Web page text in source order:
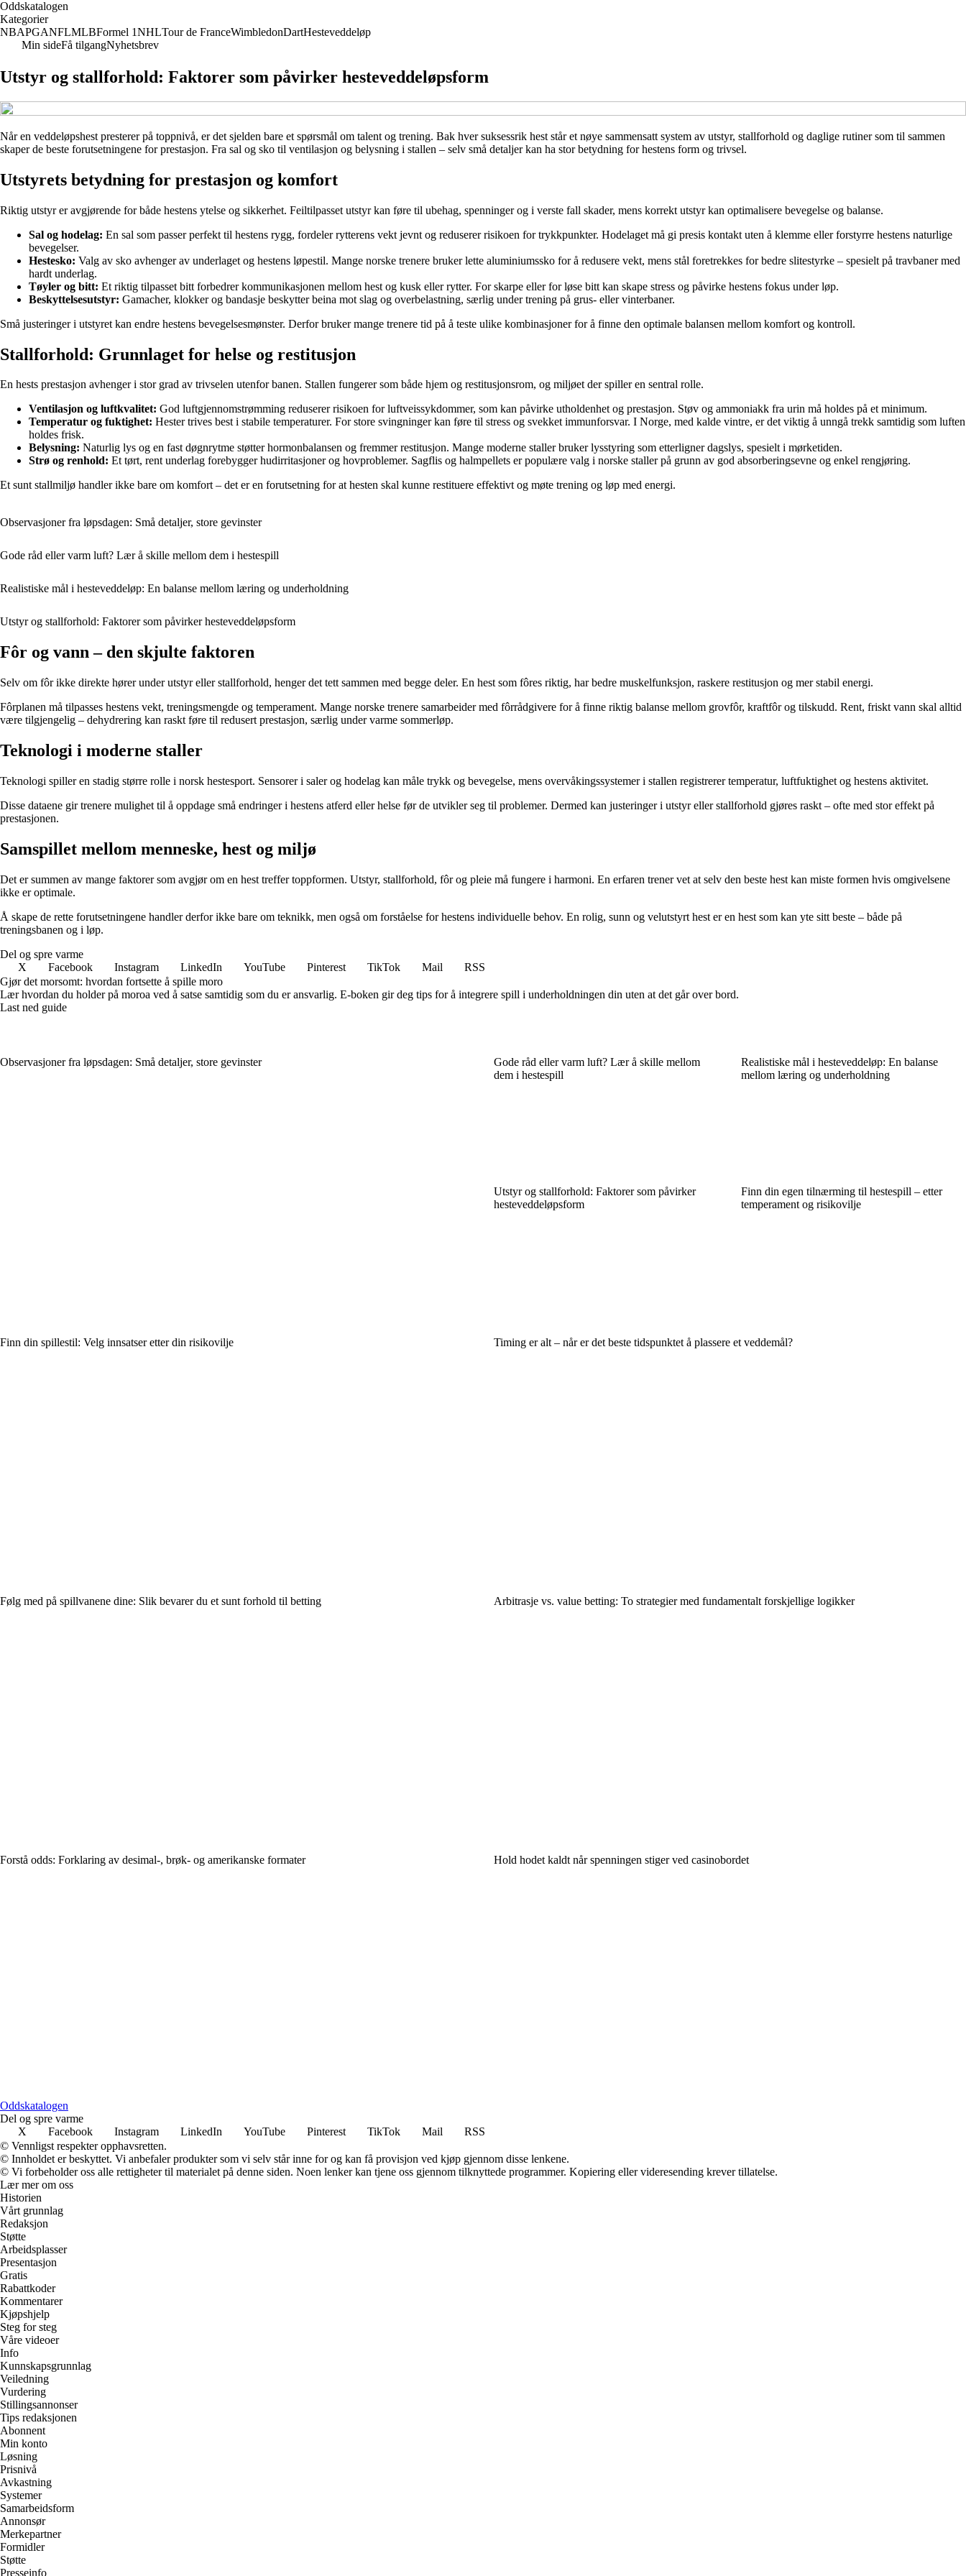
Oddskatalogen
Kategorier
NBAPGANFLMLBFormel 1NHLTour de FranceWimbledonDartHesteveddeløp
Min sideFå tilgangNyhetsbrev
Utstyr og stallforhold: Faktorer som påvirker hesteveddeløpsform
Når en veddeløpshest presterer på toppnivå, er det sjelden bare et spørsmål om talent og trening. Bak hver suksessrik hest står et nøye sammensatt system av utstyr, stallforhold og daglige rutiner som til sammen
skaper de beste forutsetningene for prestasjon. Fra sal og sko til ventilasjon og belysning i stallen – selv små detaljer kan ha stor betydning for hestens form og trivsel.
Utstyrets betydning for prestasjon og komfort
Riktig utstyr er avgjørende for både hestens ytelse og sikkerhet. Feiltilpasset utstyr kan føre til ubehag, spenninger og i verste fall skader, mens korrekt utstyr kan optimalisere bevegelse og balanse.
Sal og hodelag: En sal som passer perfekt til hestens rygg, fordeler rytterens vekt jevnt og reduserer risikoen for trykkpunkter. Hodelaget må gi presis kontakt uten å klemme eller forstyrre hestens naturlige
bevegelser.
Hestesko: Valg av sko avhenger av underlaget og hestens løpestil. Mange norske trenere bruker lette aluminiumssko for å redusere vekt, mens stål foretrekkes for bedre slitestyrke – spesielt på travbaner med
hardt underlag.
Tøyler og bitt: Et riktig tilpasset bitt forbedrer kommunikasjonen mellom hest og kusk eller rytter. For skarpe eller for løse bitt kan skape stress og påvirke hestens fokus under løp.
Beskyttelsesutstyr: Gamacher, klokker og bandasje beskytter beina mot slag og overbelastning, særlig under trening på grus- eller vinterbaner.
Små justeringer i utstyret kan endre hestens bevegelsesmønster. Derfor bruker mange trenere tid på å teste ulike kombinasjoner for å finne den optimale balansen mellom komfort og kontroll.
Stallforhold: Grunnlaget for helse og restitusjon
En hests prestasjon avhenger i stor grad av trivselen utenfor banen. Stallen fungerer som både hjem og restitusjonsrom, og miljøet der spiller en sentral rolle.
Ventilasjon og luftkvalitet: God luftgjennomstrømming reduserer risikoen for luftveissykdommer, som kan påvirke utholdenhet og prestasjon. Støv og ammoniakk fra urin må holdes på et minimum.
Temperatur og fuktighet: Hester trives best i stabile temperaturer. For store svingninger kan føre til stress og svekket immunforsvar. I Norge, med kalde vintre, er det viktig å unngå trekk samtidig som luften
holdes frisk.
Belysning: Naturlig lys og en fast døgnrytme støtter hormonbalansen og fremmer restitusjon. Mange moderne staller bruker lysstyring som etterligner dagslys, spesielt i mørketiden.
Strø og renhold: Et tørt, rent underlag forebygger hudirritasjoner og hovproblemer. Sagflis og halmpellets er populære valg i norske staller på grunn av god absorberingsevne og enkel rengjøring.
Et sunt stallmiljø handler ikke bare om komfort – det er en forutsetning for at hesten skal kunne restituere effektivt og møte trening og løp med energi.
Observasjoner fra løpsdagen: Små detaljer, store gevinster
Gode råd eller varm luft? Lær å skille mellom dem i hestespill
Realistiske mål i hesteveddeløp: En balanse mellom læring og underholdning
Utstyr og stallforhold: Faktorer som påvirker hesteveddeløpsform
Fôr og vann – den skjulte faktoren
Selv om fôr ikke direkte hører under utstyr eller stallforhold, henger det tett sammen med begge deler. En hest som fôres riktig, har bedre muskelfunksjon, raskere restitusjon og mer stabil energi.
Fôrplanen må tilpasses hestens vekt, treningsmengde og temperament. Mange norske trenere samarbeider med fôrrådgivere for å finne riktig balanse mellom grovfôr, kraftfôr og tilskudd. Rent, friskt vann skal alltid
være tilgjengelig – dehydrering kan raskt føre til redusert prestasjon, særlig under varme sommerløp.
Teknologi i moderne staller
Teknologi spiller en stadig større rolle i norsk hestesport. Sensorer i saler og hodelag kan måle trykk og bevegelse, mens overvåkingssystemer i stallen registrerer temperatur, luftfuktighet og hestens aktivitet.
Disse dataene gir trenere mulighet til å oppdage små endringer i hestens atferd eller helse før de utvikler seg til problemer. Dermed kan justeringer i utstyr eller stallforhold gjøres raskt – ofte med stor effekt på
prestasjonen.
Samspillet mellom menneske, hest og miljø
Det er summen av mange faktorer som avgjør om en hest treffer toppformen. Utstyr, stallforhold, fôr og pleie må fungere i harmoni. En erfaren trener vet at selv den beste hest kan miste formen hvis omgivelsene
ikke er optimale.
Å skape de rette forutsetningene handler derfor ikke bare om teknikk, men også om forståelse for hestens individuelle behov. En rolig, sunn og velutstyrt hest er en hest som kan yte sitt beste – både på
treningsbanen og i løp.
Del og spre varme
X
Facebook Instagram LinkedIn YouTube Pinterest TikTok Mail
RSS
Gjør det morsomt: hvordan fortsette å spille moro
Lær hvordan du holder på moroa ved å satse samtidig som du er ansvarlig. E-boken gir deg tips for å integrere spill i underholdningen din uten at det går over bord.
Last ned guide
Observasjoner fra løpsdagen: Små detaljer, store gevinster
Gode råd eller varm luft? Lær å skille mellom
dem i hestespill
Realistiske mål i hesteveddeløp: En balanse
mellom læring og underholdning
Utstyr og stallforhold: Faktorer som påvirker
hesteveddeløpsform
Finn din egen tilnærming til hestespill – etter
temperament og risikovilje
Finn din spillestil: Velg innsatser etter din risikovilje Timing er alt – når er det beste tidspunktet å plassere et veddemål?
Følg med på spillvanene dine: Slik bevarer du et sunt forhold til betting Arbitrasje vs. value betting: To strategier med fundamentalt forskjellige logikker
Forstå odds: Forklaring av desimal-, brøk- og amerikanske formater Hold hodet kaldt når spenningen stiger ved casinobordet
Oddskatalogen
Del og spre varme
X
Facebook Instagram LinkedIn YouTube Pinterest TikTok Mail
RSS
© Vennligst respekter opphavsretten.
© Innholdet er beskyttet. Vi anbefaler produkter som vi selv står inne for og kan få provisjon ved kjøp gjennom disse lenkene.
© Vi forbeholder oss alle rettigheter til materialet på denne siden. Noen lenker kan tjene oss gjennom tilknyttede programmer. Kopiering eller videresending krever tillatelse.
Lær mer om oss
Historien
Vårt grunnlag
Redaksjon
Støtte
Arbeidsplasser
Presentasjon
Gratis
Rabattkoder
Kommentarer
Kjøpshjelp
Steg for steg
Våre videoer
Info
Kunnskapsgrunnlag
Veiledning
Vurdering
Stillingsannonser
Tips redaksjonen
Abonnent
Min konto
Løsning
Prisnivå
Avkastning
Systemer
Samarbeidsform
Annonsør
Merkepartner
Formidler
Støtte
Presseinfo